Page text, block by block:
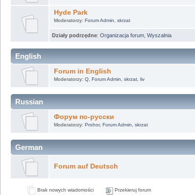
Hyde Park
Moderatorzy: Forum Admin skrzat
Działy podrzędne: Organizacja forum Wyszalnia
English
Forum in English
Moderatorzy: Q, Forum Admin skrzat, liv
Russian
Форум по-русски
Moderatorzy: Prohor, Forum Admin skrzat
German
Forum auf Deutsch
Brak nowych wiadomości Przekieruj forum